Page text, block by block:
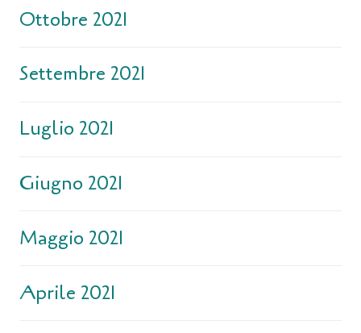
Ottobre 2021
Settembre 2021
Luglio 2021
Giugno 2021
Maggio 2021
Aprile 2021